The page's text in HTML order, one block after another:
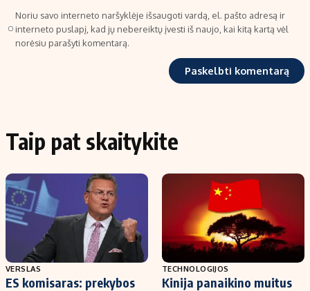
Noriu savo interneto naršyklėje išsaugoti vardą, el. pašto adresą ir
interneto puslapį, kad jų nebereiktų įvesti iš naujo, kai kitą kartą vėl
norėsiu parašyti komentarą.
Taip pat skaitykite
VERSLAS
ES komisaras: prekybos
TECHNOLOGIJOS
Kinija panaikino muitus